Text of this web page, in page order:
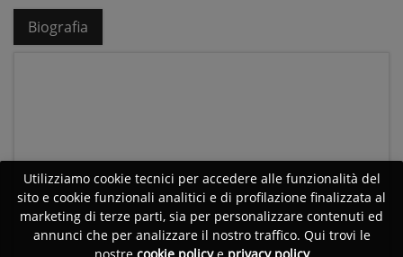
Biografia
Utilizziamo cookie tecnici per accedere alle funzionalità del
sito e cookie funzionali analitici e di profilazione finalizzata al
marketing di terze parti, sia per personalizzare contenuti ed
annunci che per analizzare il nostro traffico. Qui trovi le